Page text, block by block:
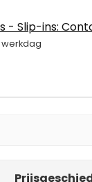
- Slip-ins:
werkdag